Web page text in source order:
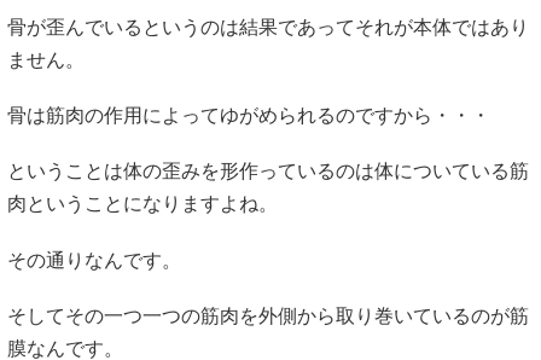
骨が歪んでいるというのは結果であってそれが本体ではあり
ません。
骨は筋肉の作用によってゆがめられるのですから・・・
ということは体の歪みを形作っているのは体についている筋
肉ということになりますよね。
その通りなんです。
そしてその一つ一つの筋肉を外側から取り巻いているのが筋
膜なんです。